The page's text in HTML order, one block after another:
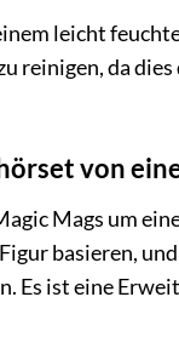
leicht
reinigen, da
von
Mags um
basieren,
Es ist eine